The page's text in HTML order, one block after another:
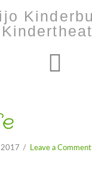
2017 Leave a Comment